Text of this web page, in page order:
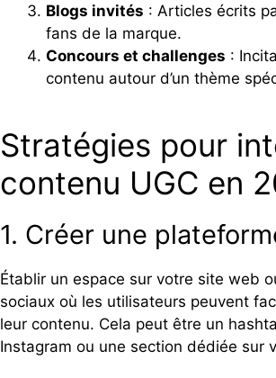
Blogs invités : Articles écrits
fans de la marque.
Concours et challenges :
contenu autour d’un thème
Stratégies pour
contenu UGC en
1. Créer une
Établir un espace sur votre site web
sociaux où les utilisateurs peuvent
leur contenu. Cela peut être un
Instagram ou une section dédiée sur